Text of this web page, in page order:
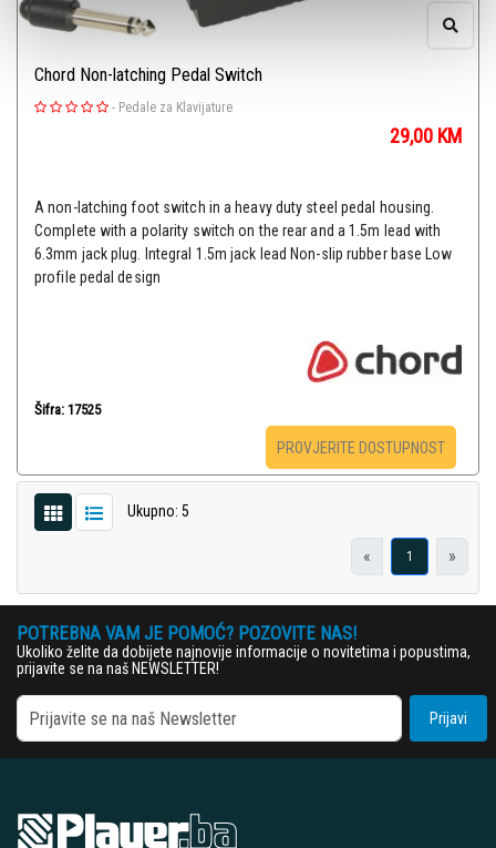
Chord Non-latching Pedal Switch
- Pedale za Klavijature
29,00 KM
A non-latching foot switch in a heavy duty steel pedal housing.
Complete with a polarity switch on the rear and a 1.5m lead with
6.3mm jack plug. Integral 1.5m jack lead Non-slip rubber base Low
profile pedal design
Šifra: 17525
PROVJERITE DOSTUPNOST
Ukupno: 5
« 1 »
POTREBNA VAM JE POMOĆ? POZOVITE NAS!
Ukoliko želite da dobijete najnovije informacije o novitetima i popustima,
prijavite se na naš NEWSLETTER!
Prijavi